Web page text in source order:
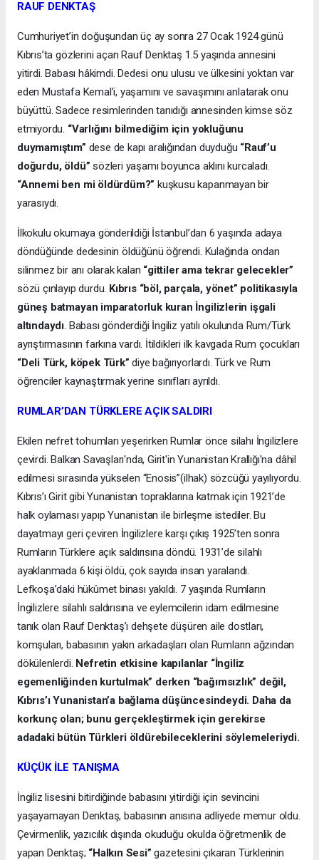
RAUF DENKTAŞ
Cumhuriyet’in doğuşundan üç ay sonra 27 Ocak 1924 günü
Kıbrıs’ta gözlerini açan Rauf Denktaş 1.5 yaşında annesini
yitirdi. Babası hâkimdi. Dedesi onu ulusu ve ülkesini yoktan var
eden Mustafa Kemal’i, yaşamını ve savaşımını anlatarak onu
büyüttü. Sadece resimlerinden tanıdığı annesinden kimse söz
etmiyordu. “Varlığını bilmediğim için yokluğunu
duymamıştım” dese de kapı aralığından duyduğu “Rauf’u
doğurdu, öldü” sözleri yaşamı boyunca aklını kurcaladı.
“Annemi ben mi öldürdüm?”kuşkusu kapanmayan bir
yarasıydı.
İlkokulu okumaya gönderildiği İstanbul’dan 6 yaşında adaya
döndüğünde dedesinin öldüğünü öğrendi. Kulağında ondan
silinmez bir anı olarak kalan “gittiler ama tekrar gelecekler”
sözü çınlayıp durdu. Kıbrıs “böl, parçala, yönet” politikasıyla
güneş batmayan imparatorluk kuran İngilizlerin işgali
altındaydı. Babası gönderdiği İngiliz yatılı okulunda Rum/Türk
ayrıştırmasının farkına vardı. İtildikleri ilk kavgada Rum çocukları
“Deli Türk, köpek Türk” diye bağırıyorlardı. Türk ve Rum
öğrenciler kaynaştırmak yerine sınıfları ayrıldı.
RUMLAR’DAN TÜRKLERE AÇIK SALDIRI
Ekilen nefret tohumları yeşerirken Rumlar önce silahı İngilizlere
çevirdi. Balkan Savaşları'nda, Girit'in Yunanistan Krallığı'na dâhil
edilmesi sırasında yükselen “Enosis”(ilhak) sözcüğü yayılıyordu.
Kıbrıs’ı Girit gibi Yunanistan topraklarına katmak için 1921’de
halk oylaması yapıp Yunanistan ile birleşme istediler. Bu
dayatmayı geri çeviren İngilizlere karşı çıkış 1925’ten sonra
Rumların Türklere açık saldırısına döndü. 1931’de silahlı
ayaklanmada 6 kişi öldü, çok sayıda insan yaralandı.
Lefkoşa’daki hükûmet binası yakıldı. 7 yaşında Rumların
İngilizlere silahlı saldırısına ve eylemcilerin idam edilmesine
tanık olan Rauf Denktaş’ı dehşete düşüren aile dostları,
komşuları, babasının yakın arkadaşları olan Rumların ağzından
dökülenlerdi. Nefretin etkisine kapılanlar “İngiliz
egemenliğinden kurtulmak” derken “bağımsızlık” değil,
Kıbrıs’ı Yunanistan’a bağlama düşüncesindeydi. Daha da
korkunç olan; bunu gerçekleştirmek için gerekirse
adadaki bütün Türkleri öldürebileceklerini söylemeleriydi.
KÜÇÜK İLE TANIŞMA
İngiliz lisesini bitirdiğinde babasını yitirdiği için sevincini
yaşayamayan Denktaş, babasının anısına adliyede memur oldu.
Çevirmenlik, yazıcılık dışında okuduğu okulda öğretmenlik de
yapan Denktaş; “Halkın Sesi”gazetesini çıkaran Türklerinin